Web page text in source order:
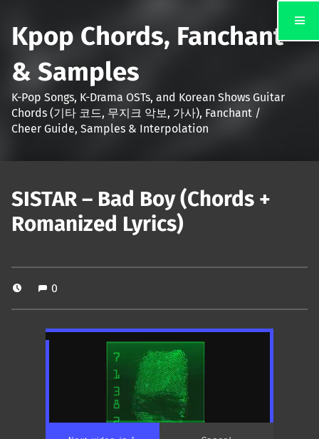
Kpop Chords, Fanchant
& Samples
K-Pop Songs, K-Drama OSTs, and Korean Shows Guitar
Chords (기타 코드, 무지크 악보, 가사), Fanchant /
Cheer Guide, Samples & Interpolation
SISTAR – Bad Boy (Chords +
Romanized Lyrics)
0